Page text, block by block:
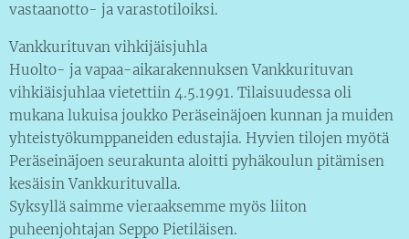
vastaanotto- ja varastotiloiksi.
Vankkurituvan vihkijäisjuhla
Huolto- ja vapaa-aikarakennuksen Vankkurituvan
vihkiäisjuhlaa vietettiin 4.5.1991. Tilaisuudessa oli
mukana lukuisa joukko Peräseinäjoen kunnan ja muiden
yhteistyökumppaneiden edustajia. Hyvien tilojen myötä
Peräseinäjoen seurakunta aloitti pyhäkoulun pitämisen
kesäisin Vankkurituvalla.
Syksyllä saimme vieraaksemme myös liiton
puheenjohtajan Seppo Pietiläisen.